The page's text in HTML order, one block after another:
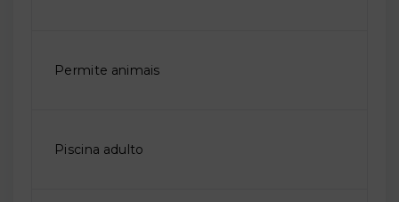
Permite animais
Piscina adulto